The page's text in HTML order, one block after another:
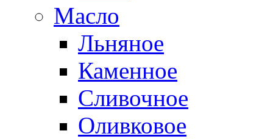
Масло
Льняное
Каменное
Сливочное
Оливковое